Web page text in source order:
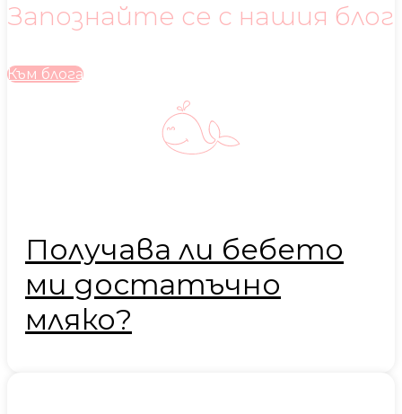
Запознайте се с нашия блог
Към блога
Получава ли бебето
ми достатъчно
мляко?